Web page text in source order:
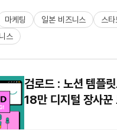
마케팅 일본 비즈니스
스타
스
검로드 : 노션 템플
18만 디지털 장사꾼